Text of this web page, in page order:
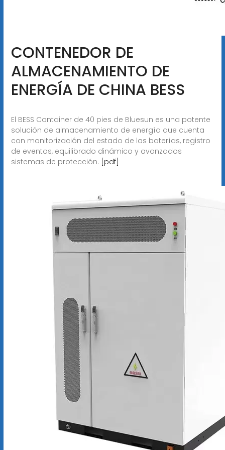
CONTENEDOR DE
ALMACENAMIENTO DE
ENERGÍA DE CHINA BESS
El BESS Container de 40 pies de Bluesun es una potente
solución de almacenamiento de energía que cuenta
con monitorización del estado de las baterías, registro
de eventos, equilibrado dinámico y avanzados
sistemas de protección. [pdf]